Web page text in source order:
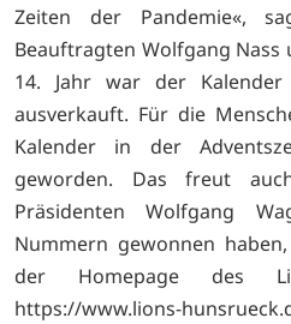
Zeiten der Pandemie«,
Beauftragten Wolfgang Nass
14. Jahr war der
ausverkauft. Für die
Kalender in der
geworden. Das freut
Präsidenten Wolfgang
Nummern gewonnen
der Homepage des
https://www.lions-